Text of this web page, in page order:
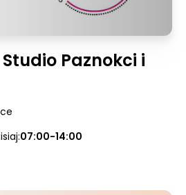
Paznokci i
07:00-14:00